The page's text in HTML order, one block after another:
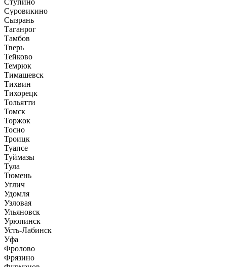
Ступино
Суровикино
Сызрань
Таганрог
Тамбов
Тверь
Тейково
Темрюк
Тимашевск
Тихвин
Тихорецк
Тольятти
Томск
Торжок
Тосно
Троицк
Туапсе
Туймазы
Тула
Тюмень
Углич
Удомля
Узловая
Ульяновск
Урюпинск
Усть-Лабинск
Уфа
Фролово
Фрязино